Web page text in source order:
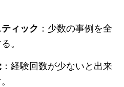
ィック ：少数の事例を全
。
：経験回数が少ないと出来